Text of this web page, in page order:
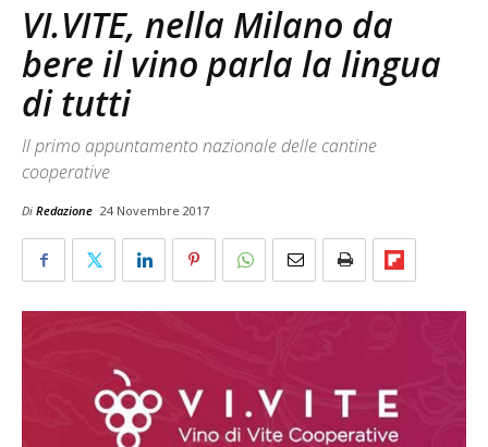
VI.VITE, nella Milano da
bere il vino parla la lingua
di tutti
Il primo appuntamento nazionale delle cantine
cooperative
Di Redazione 24 Novembre 2017